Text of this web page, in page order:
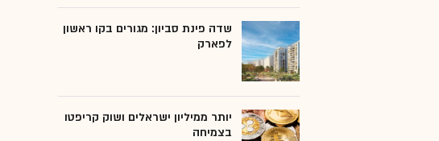
שדה פינת סביון: מגורים בקו ראשון
לפארק
יותר ממיליון ישראלים ושוק קריפטו
בצמיחה